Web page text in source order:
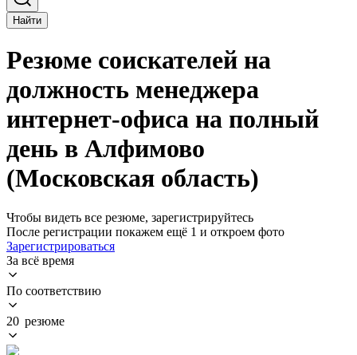
Найти
Резюме соискателей на
должность менеджера
интернет-офиса на полный
день в Алфимово
(Московская область)
Чтобы видеть все резюме, зарегистрируйтесь
После регистрации покажем ещё 1 и откроем фото
Зарегистрироваться
За всё время
По соответствию
20 резюме